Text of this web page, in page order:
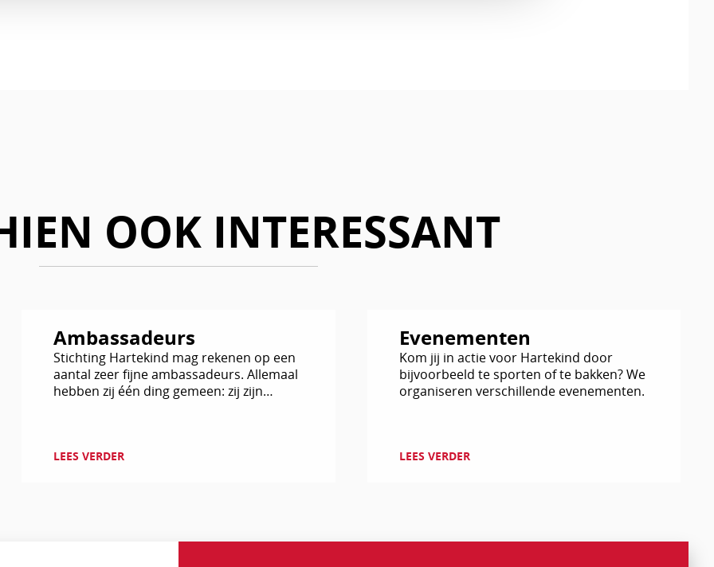
OOK INTERESSANT
Ambassadeurs
Stichting Hartekind mag rekenen op een
aantal zeer fijne ambassadeurs. Allemaal
hebben zij één ding gemeen: zij zijn
LEES VERDER
verder
Evenementen
Kom jij in actie voor Hartekind door
bijvoorbeeld te sporten of te bakken? We
organiseren verschillende evenementen.
LEES VERDER
verder